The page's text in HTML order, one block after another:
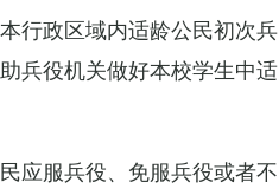
行政区域内适龄公民初次兵
兵役机关做好本校学生中适
应服兵役、免服兵役或者不